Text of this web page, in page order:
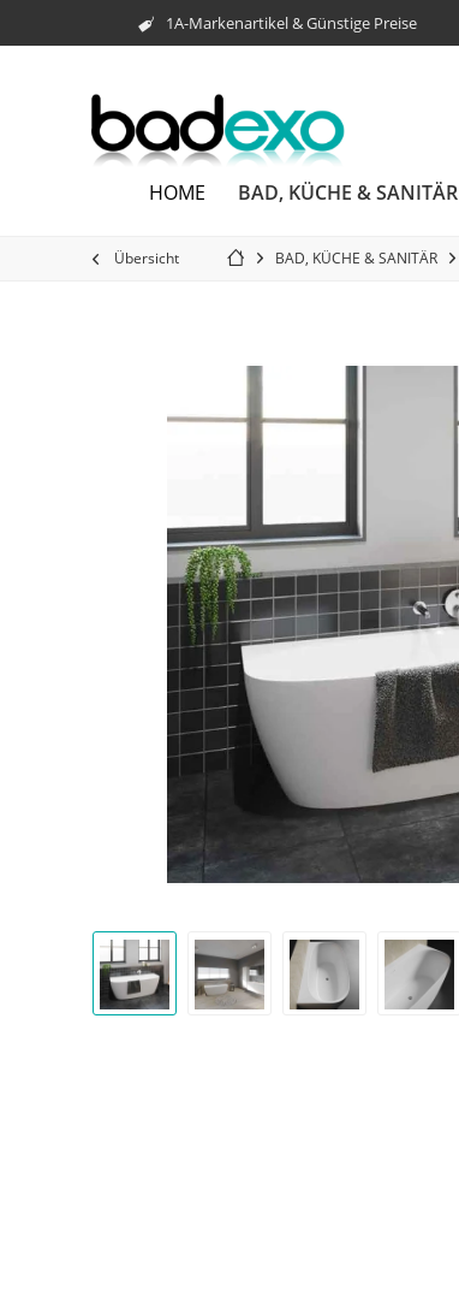
1A-Markenartikel & Günstige Preise
HOME BAD, KÜCHE & SANITÄR
Übersicht BAD, KÜCHE & SANITÄR